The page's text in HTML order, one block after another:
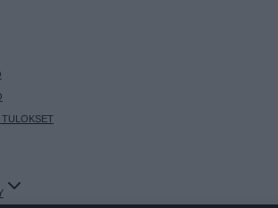
TULOKSET